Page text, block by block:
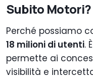
Subito Motori?
Perché possiamo
18 milioni di utenti.
permette ai
visibilità e